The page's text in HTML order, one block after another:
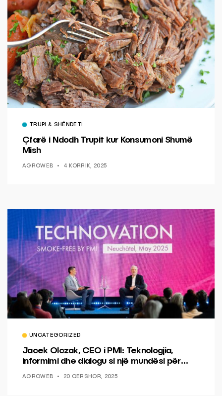
TRUPI & SHËNDETI
Çfarë i Ndodh Trupit kur Konsumoni Shumë
Mish
AGROWEB 4 KORRIK, 2025
UNCATEGORIZED
Jacek Olczak, CEO i PMI: Teknologjia,
informimi dhe dialogu si një mundësi për
AGROWEB 20 QERSHOR, 2025